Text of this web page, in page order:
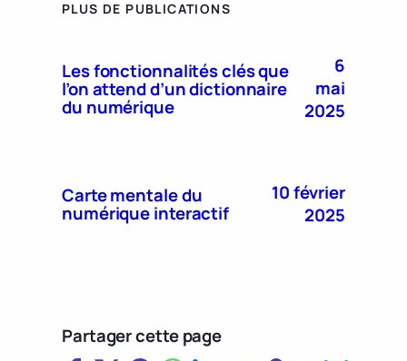
PLUS DE PUBLICATIONS
Les fonctionnalités clés que
l’on attend d’un dictionnaire
du numérique
6
mai
2025
Carte mentale du
numérique interactif
10 février
2025
Partager cette page